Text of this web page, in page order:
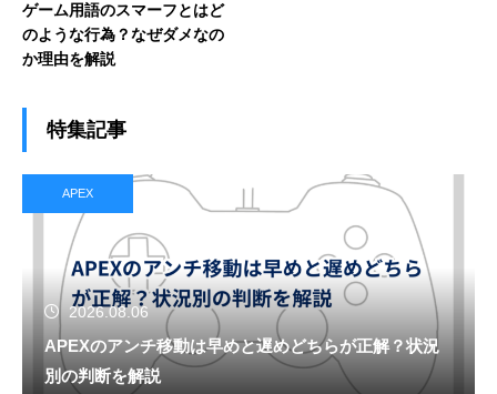
ゲーム用語のスマーフとはど
のような行為？なぜダメなの
か理由を解説
特集記事
APEX
2026.08.06
APEXのアンチ移動は早めと遅めどちらが正解？状況
別の判断を解説